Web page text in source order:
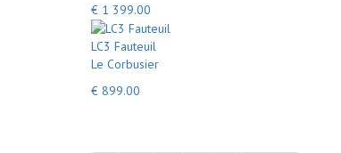
€ 1 399.00
LC3 Fauteuil
Le Corbusier
€ 899.00